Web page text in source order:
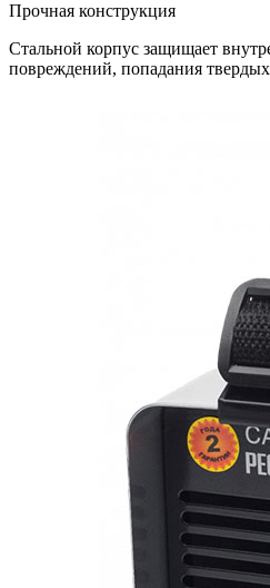
Прочная конструкция
Стальной корпус защищает
повреждений, попадания